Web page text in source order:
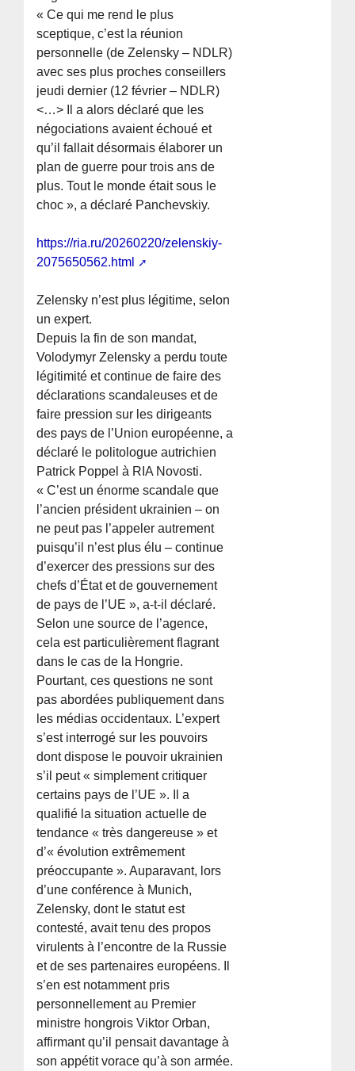
« Ce qui me rend le plus
sceptique, c’est la réunion
personnelle (de Zelensky – NDLR)
avec ses plus proches conseillers
jeudi dernier (12 février – NDLR)
<…> Il a alors déclaré que les
négociations avaient échoué et
qu’il fallait désormais élaborer un
plan de guerre pour trois ans de
plus. Tout le monde était sous le
choc », a déclaré Panchevskiy.
https://ria.ru/20260220/zelenskiy-
2075650562.html
Zelensky n’est plus légitime, selon
un expert.
Depuis la fin de son mandat,
Volodymyr Zelensky a perdu toute
légitimité et continue de faire des
déclarations scandaleuses et de
faire pression sur les dirigeants
des pays de l’Union européenne, a
déclaré le politologue autrichien
Patrick Poppel à RIA Novosti.
« C’est un énorme scandale que
l’ancien président ukrainien – on
ne peut pas l’appeler autrement
puisqu’il n’est plus élu – continue
d’exercer des pressions sur des
chefs d’État et de gouvernement
de pays de l’UE », a-t-il déclaré.
Selon une source de l’agence,
cela est particulièrement flagrant
dans le cas de la Hongrie.
Pourtant, ces questions ne sont
pas abordées publiquement dans
les médias occidentaux. L’expert
s’est interrogé sur les pouvoirs
dont dispose le pouvoir ukrainien
s’il peut « simplement critiquer
certains pays de l’UE ». Il a
qualifié la situation actuelle de
tendance « très dangereuse » et
d’« évolution extrêmement
préoccupante ». Auparavant, lors
d’une conférence à Munich,
Zelensky, dont le statut est
contesté, avait tenu des propos
virulents à l’encontre de la Russie
et de ses partenaires européens. Il
s’en est notamment pris
personnellement au Premier
ministre hongrois Viktor Orban,
affirmant qu’il pensait davantage à
son appétit vorace qu’à son armée.